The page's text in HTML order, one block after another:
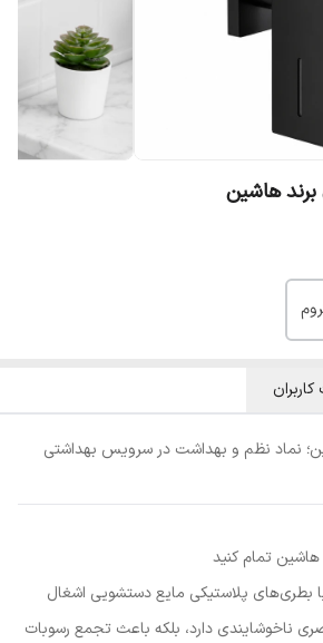
هاشین
نماد نظم و بهداشت در سرویس بهداشتی
تمام کنید
بطری‌های پلاستیکی مایع دستشویی اشغال
ناخوشایندی دارد، بلکه باعث تجمع رسوبات